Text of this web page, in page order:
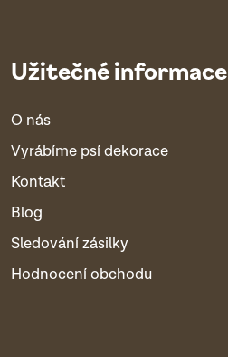
Užitečné informace
O nás
Vyrábíme psí dekorace
Kontakt
Blog
Sledování zásilky
Hodnocení obchodu